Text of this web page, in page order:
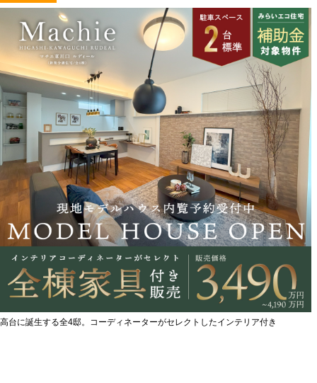
高台に誕生する全4邸。コーディネーターがセレクトしたインテリア付き